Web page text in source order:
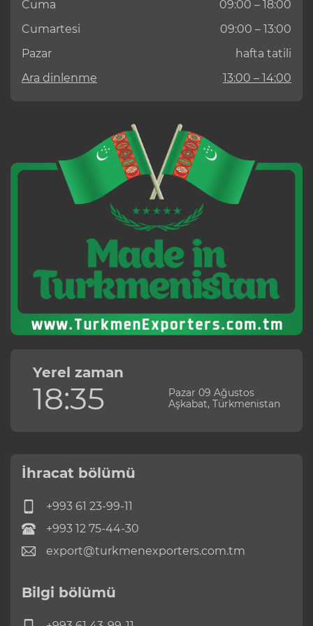
Cuma
09:00 – 18:00
Cumartesi
09:00 – 13:00
Pazar
hafta tatili
Ara dinlenme
13:00 – 14:00
Yerel zaman
18:35
Pazar 09 Ağustos
Aşkabat, Türkmenistan
İhracat bölümü
+993 61 23-99-11
+993 12 75-44-30
export@turkmenexporters.com.tm
Bilgi bölümü